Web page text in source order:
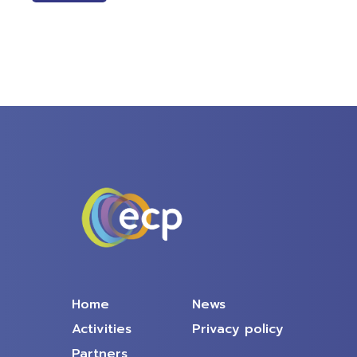
Home
Activities
News
Privacy policy